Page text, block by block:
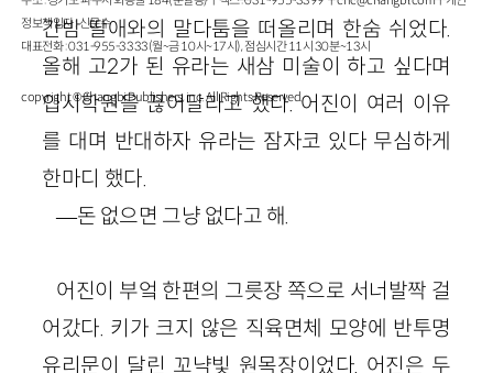
간밤 딸애와의 말다툼을 떠올리며 한숨 쉬었다.
올해 고2가 된 유라는 새삼 미술이 하고 싶다며
입시학원을 끊어달라고 했다. 어진이 여러 이유
를 대며 반대하자 유라는 잠자코 있다 무심하게
한마디 했다.
―돈 없으면 그냥 없다고 해.
어진이 부엌 한편의 그릇장 쪽으로 서너발짝 걸
어갔다. 키가 크지 않은 직육면체 모양에 반투명
유리문이 달린 꼬냑빛 원목장이었다. 어진은 두
정보책임자 : 신문수
대표전화 : 031-955-3333(월~금 10시~17시), 점심시간 11시 30분~13시
copyright © Changbi Publishers, inc. All Rights Reserved.